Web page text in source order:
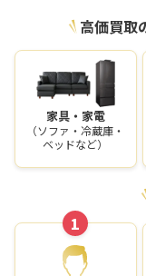
高価買取
家具・家電
（ソファ・冷蔵庫・
ベッドなど）
1